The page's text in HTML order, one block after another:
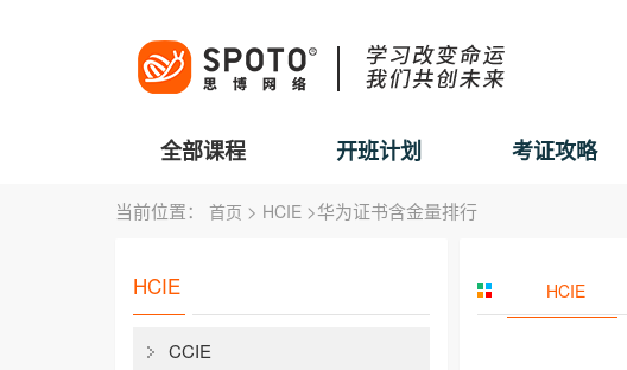
全部课程 开班计划 考证攻略
当前位置： 首页 > HCIE >华为证书含金量排行
HCIE
CCIE
HCIE